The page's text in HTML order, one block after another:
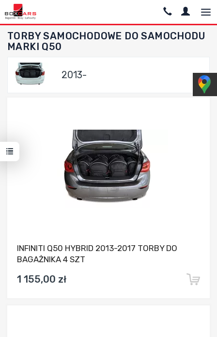
TORBY SAMOCHODOWE DO SAMOCHODU
MARKI Q50
2013-
INFINITI Q50 HYBRID 2013-2017 TORBY DO
BAGAŻNIKA 4 SZT
1 155,00 zł